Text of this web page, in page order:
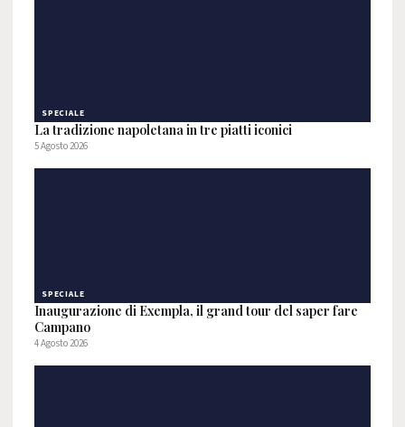
SPECIALE
La tradizione napoletana in tre piatti iconici
5 Agosto 2026
SPECIALE
Inaugurazione di Exempla, il grand tour del saper fare
Campano
4 Agosto 2026